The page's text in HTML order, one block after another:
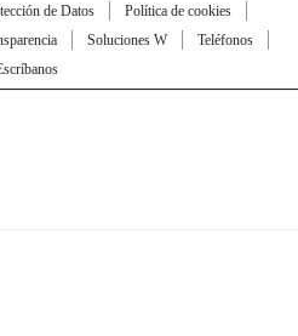
de Datos
Política de cookies
Soluciones W
Teléfonos